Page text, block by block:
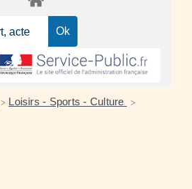
> Loisirs - Sports - Culture >